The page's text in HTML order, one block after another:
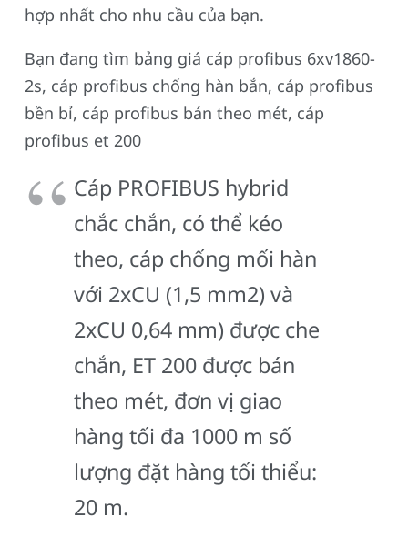
hợp nhất cho nhu cầu của bạn.
Bạn đang tìm bảng giá cáp profibus 6xv1860-
2s, cáp profibus chống hàn bắn, cáp profibus
bền bỉ, cáp profibus bán theo mét, cáp
profibus et 200
Cáp PROFIBUS hybrid
chắc chắn, có thể kéo
theo, cáp chống mối hàn
với 2xCU (1,5 mm2) và
2xCU 0,64 mm) được che
chắn, ET 200 được bán
theo mét, đơn vị giao
hàng tối đa 1000 m số
lượng đặt hàng tối thiểu:
20 m.